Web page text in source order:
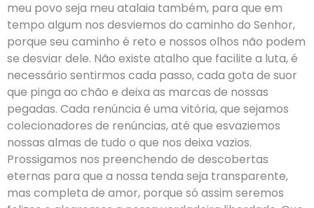
meu povo seja meu atalaia também, para que em
tempo algum nos desviemos do caminho do Senhor,
porque seu caminho é reto e nossos olhos não podem
se desviar dele. Não existe atalho que facilite a luta, é
necessário sentirmos cada passo, cada gota de suor
que pinga ao chão e deixa as marcas de nossas
pegadas. Cada renúncia é uma vitória, que sejamos
colecionadores de renúncias, até que esvaziemos
nossas almas de tudo o que nos deixa vazios.
Prossigamos nos preenchendo de descobertas
eternas para que a nossa tenda seja transparente,
mas completa de amor, porque só assim seremos